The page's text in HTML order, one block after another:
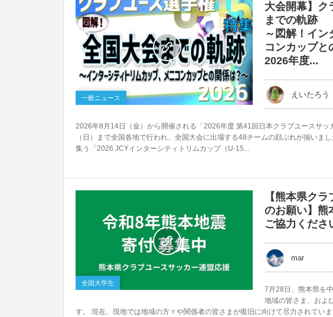
一般ニュース
0
大会開幕】ク
までの軌跡
～図解！イン
コンカップと
2026年度...
えいたろう
2026年8月14日（金）から開催される「2026年度 第41回日本クラブユースサッ
（日）まで全国各地で行われ、全国大会に出場する48チームの顔ぶれが揃いま
集う「2026 JCYインターシティトリムカップ（U-15...
全国大学生
0
【熊本県ク
のお願い】熊
ご協力くださ
mar
7月28日、熊本県を
地域の皆さま、およ
す。 現在、現地では地域の方々や関係者の皆さまが復旧に向けて尽力されてい